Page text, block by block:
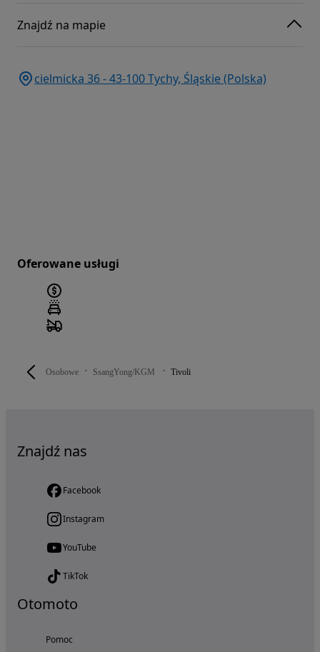
Osobowe SsangYong/KGM Tivoli
Znajdź na mapie
cielmicka 36 - 43-100 Tychy, Śląskie (Polska)
Oferowane usługi
Znajdź nas
Facebook
Instagram
YouTube
TikTok
Otomoto
Pomoc